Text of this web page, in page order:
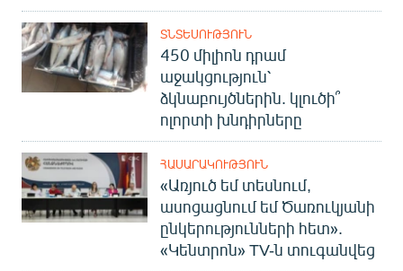
ՏՆՏԵՍՈՒԹՅՈՒՆ
450 միլիոն դրամ
աջակցություն՝
ձկնաբույծներին. կլուծի՞
ոլորտի խնդիրները
ՀԱՍԱՐԱԿՈՒԹՅՈՒՆ
«Առյուծ եմ տեսնում,
ասոցացնում եմ Ծառուկյանի
ընկերությունների հետ».
«Կենտրոն» TV-ն տուգանվեց